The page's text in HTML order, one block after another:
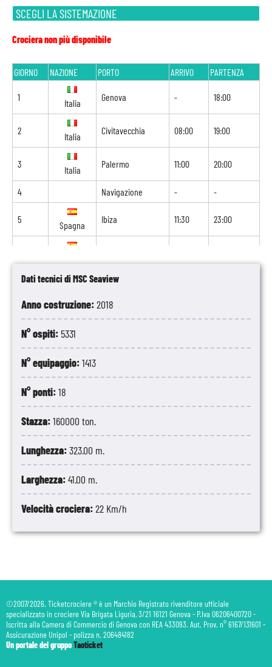
Dati tecnici di MSC Seaview
Anno costruzione:2018
N° ospiti: 5331
N° equipaggio:1413
N° ponti:18
Stazza:160000 ton.
Lunghezza:323.00 m.
Larghezza:41.00 m.
Velocità crociera:22 Km/h
SCEGLI LA SISTEMAZIONE
Crociera non più disponibile
GIORNO NAZIONE PORTO ARRIVO PARTENZA
1
Italia
Genova - 18:00
2
Italia
Civitavecchia 08:00 19:00
3
Italia
Palermo 11:00 20:00
4 Navigazione - -
5
Spagna
Ibiza 11:30 23:00
Marsiglia
8 Genova 09:00 -
©2007/2026. Ticketcrociere ® è un Marchio Registrato rivenditore ufficiale
specializzato in crociere Via Brigata Liguria, 3/21 16121 Genova - P.Iva 06206400720 -
Iscritta alla Camera di Commercio di Genova con REA 433093. Aut. Prov. n° 6167/131601 -
Assicurazione Unipol - polizza n. 206484182
Un portale del gruppoTaoticket